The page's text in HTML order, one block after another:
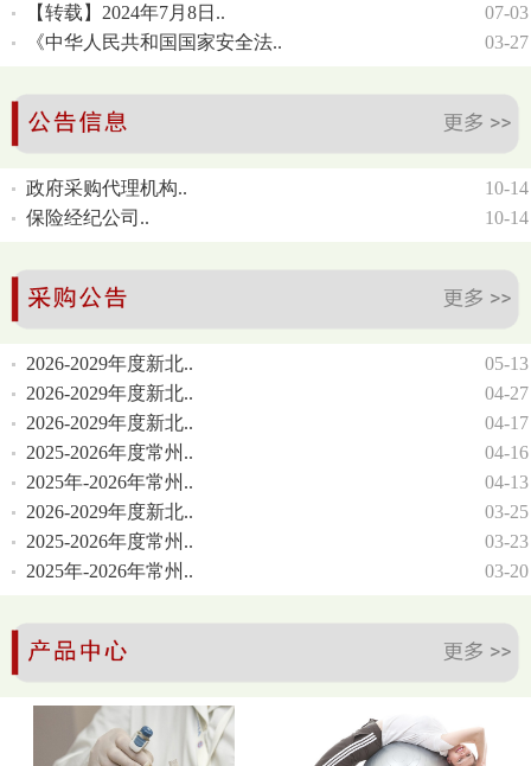
【转载】2024年7月8日..
07-03
《中华人民共和国国家安全法..
03-27
政府采购代理机构..
10-14
保险经纪公司..
10-14
2026-2029年度新北..
05-13
2026-2029年度新北..
04-27
2026-2029年度新北..
04-17
2025-2026年度常州..
04-16
2025年-2026年常州..
04-13
2026-2029年度新北..
03-25
2025-2026年度常州..
03-23
2025年-2026年常州..
03-20